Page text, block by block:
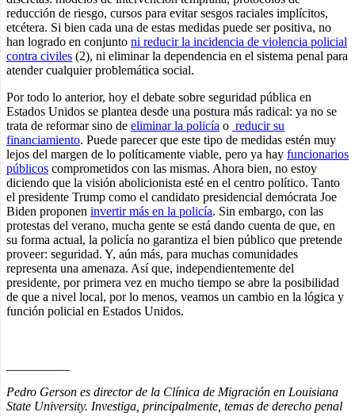
reducción de riesgo, cursos para evitar sesgos raciales implícitos,
etcétera. Si bien cada una de estas medidas puede ser positiva, no
han logrado en conjunto ni reducir la incidencia de violencia policial
contra civiles (2), ni eliminar la dependencia en el sistema penal para
atender cualquier problemática social.
Por todo lo anterior, hoy el debate sobre seguridad pública en
Estados Unidos se plantea desde una postura más radical: ya no se
trata de reformar sino de eliminar la policía o reducir su
financiamiento. Puede parecer que este tipo de medidas estén muy
lejos del margen de lo políticamente viable, pero ya hay funcionarios
públicos comprometidos con las mismas. Ahora bien, no estoy
diciendo que la visión abolicionista esté en el centro político. Tanto
el presidente Trump como el candidato presidencial demócrata Joe
Biden proponen invertir más en la policía. Sin embargo, con las
protestas del verano, mucha gente se está dando cuenta de que, en
su forma actual, la policía no garantiza el bien público que pretende
proveer: seguridad. Y, aún más, para muchas comunidades
representa una amenaza. Así que, independientemente del
presidente, por primera vez en mucho tiempo se abre la posibilidad
de que a nivel local, por lo menos, veamos un cambio en la lógica y
función policial en Estados Unidos.
Pedro Gerson es director de la Clínica de Migración en Louisiana
State University. Investiga, principalmente, temas de derecho penal